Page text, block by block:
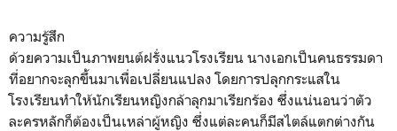
ความรู้สึก
ด้วยความเป็นภาพยนต์ฝรั่งแนวโรงเรียน นางเอกเป็นคนธรรมดา
ที่อยากจะลุกขึ้นมาเพื่อเปลี่ยนแปลง โดยการปลุกกระแสใน
โรงเรียนทำให้นักเรียนหญิงกล้าลุกมาเรียกร้อง ซึ่งแน่นอนว่าตัว
ละครหลักก็ต้องเป็นเหล่าผู้หญิง ซึ่งแต่ละคนก็มีสไตล์แตกต่างกัน